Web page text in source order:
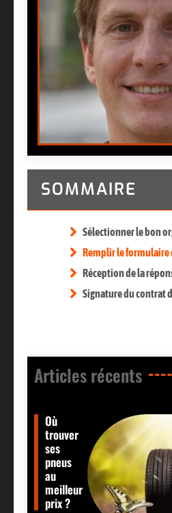
SOMMAIRE
Sélectionner le bon
Remplir le formulaire
Réception de la
Signature du contrat
Articles récents​
Où
trouver
ses
pneus
au
meilleur
prix ?